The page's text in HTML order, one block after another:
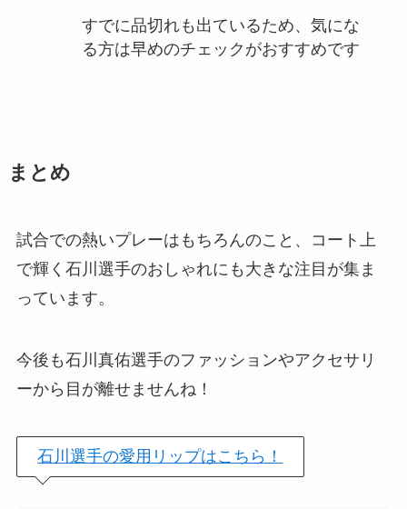
すでに品切れも出ているため、気にな
る方は早めのチェックがおすすめです
まとめ
試合での熱いプレーはもちろんのこと、コート上
で輝く石川選手のおしゃれにも大きな注目が集ま
っています。
今後も石川真佑選手のファッションやアクセサリ
ーから目が離せませんね！
石川選手の愛用リップはこちら！